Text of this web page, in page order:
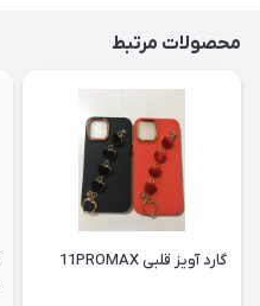
محصولات مرتبط
گارد آویز قلبی 11PROMAX